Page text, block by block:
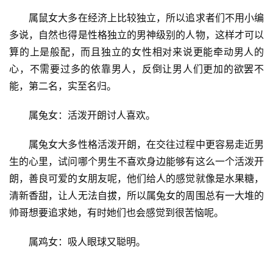
属鼠女大多在经济上比较独立，所以追求者们不用小编
多说，自然也得是性格独立的男神级别的人物，这样才可以
算的上是般配，而且独立的女性相对来说更能牵动男人的
心，不需要过多的依靠男人，反倒让男人们更加的欲罢不
能，第二名，实至名归。
属兔女：活泼开朗讨人喜欢。
属兔女大多性格活泼开朗，在交往过程中更容易走近男
生的心里，试问哪个男生不喜欢身边能够有这么一个活泼开
朗，善良可爱的女朋友呢，他们给人的感觉就像是水果糖，
清新香甜，让人无法自拔，所以属兔女的周围总有一大堆的
帅哥想要追求她，有时她们也会感觉到很苦恼呢。
属鸡女：吸人眼球又聪明。